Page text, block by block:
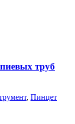
труб
, Пинцет